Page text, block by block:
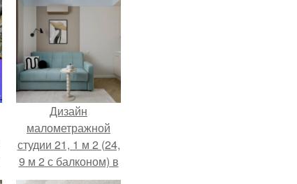
Дизайн
малометражной
студии 21, 1 м 2 (24,
9 м 2 с балконом) в
Краснодаре.